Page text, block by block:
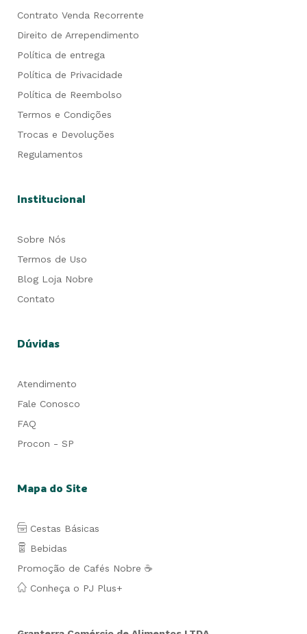
Contrato Venda Recorrente
Direito de Arrependimento
Política de entrega
Política de Privacidade
Política de Reembolso
Termos e Condições
Trocas e Devoluções
Regulamentos
Institucional
Sobre Nós
Termos de Uso
Blog Loja Nobre
Contato
Dúvidas
Atendimento
Fale Conosco
FAQ
Procon - SP
Mapa do Site
Cestas Básicas
Bebidas
Promoção de Cafés Nobre ☕
Conheça o PJ Plus+